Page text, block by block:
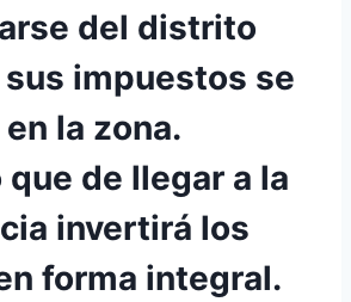
del distrito
impuestos se
la zona.
de llegar a la
invertirá los
forma integral.